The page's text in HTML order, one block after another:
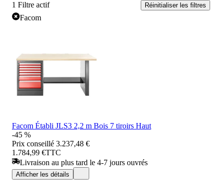
1 Filtre actif Réinitialiser les filtres
Facom
Facom Établi JLS3 2,2 m Bois 7 tiroirs Haut
-45 %
Prix conseillé 3.237,48 €
1.784,99 €TTC
Livraison au plus tard le 4-7 jours ouvrés
Afficher les détails